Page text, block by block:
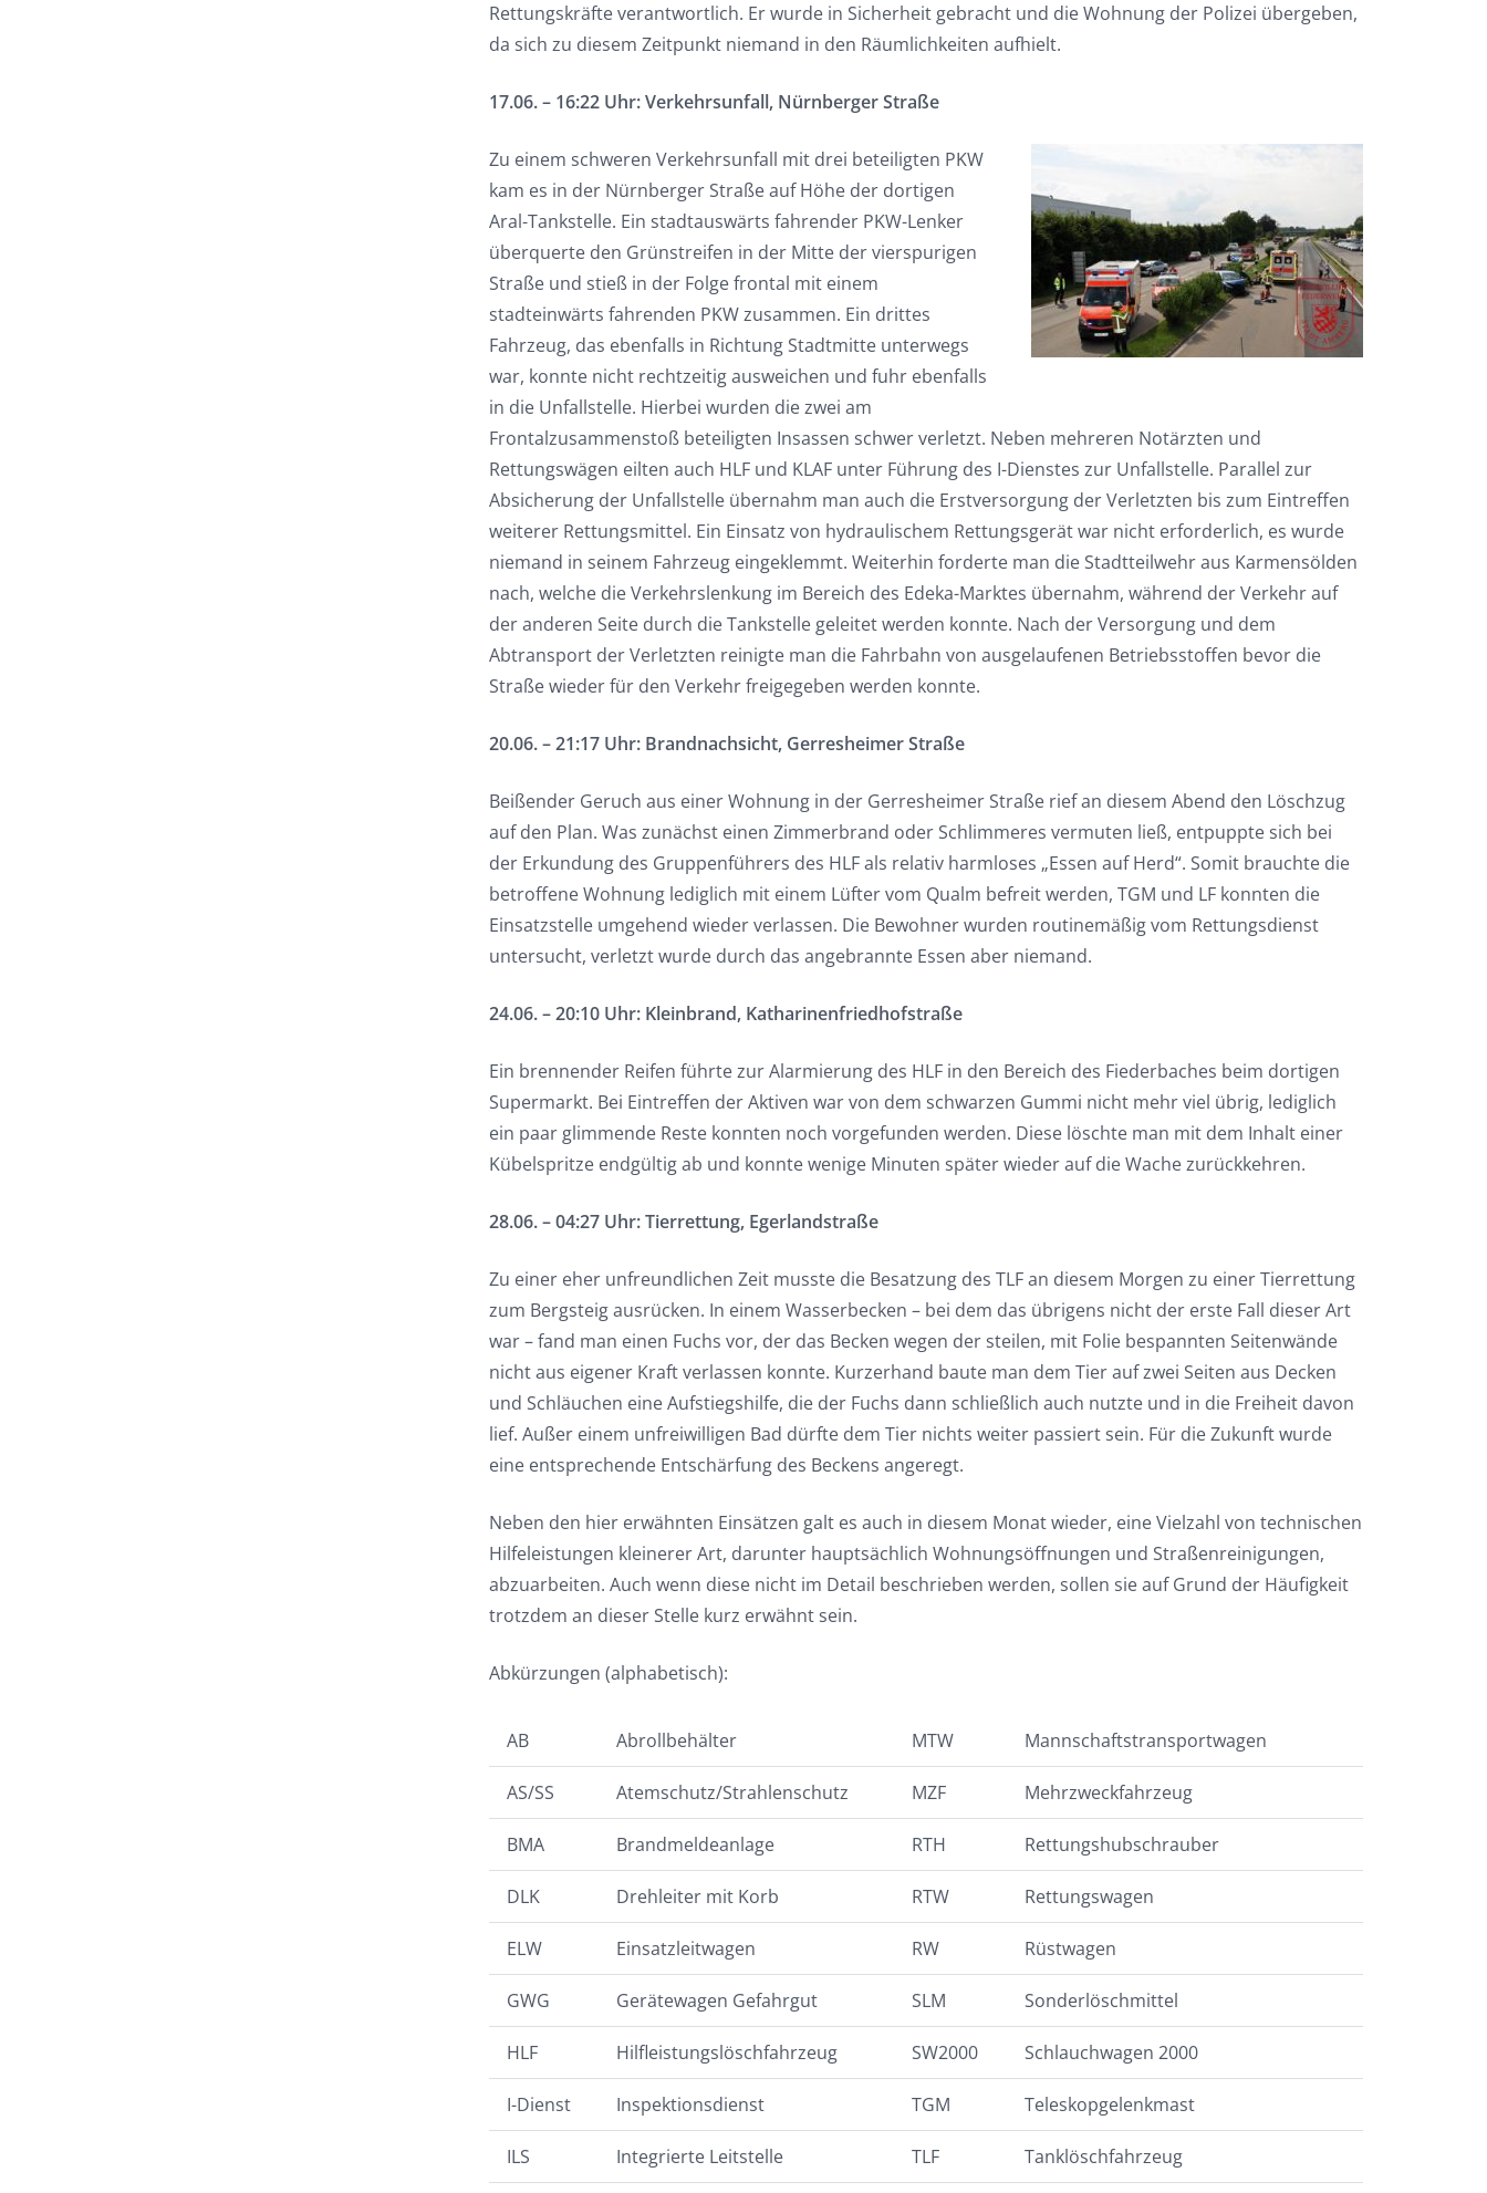
Rettungskräfte verantwortlich. Er wurde in Sicherheit gebracht und die Wohnung der Polizei übergeben,
da sich zu diesem Zeitpunkt niemand in den Räumlichkeiten aufhielt.
17.06. – 16:22 Uhr: Verkehrsunfall, Nürnberger Straße
Zu einem schweren Verkehrsunfall mit drei beteiligten PKW
kam es in der Nürnberger Straße auf Höhe der dortigen
Aral-Tankstelle. Ein stadtauswärts fahrender PKW-Lenker
überquerte den Grünstreifen in der Mitte der vierspurigen
Straße und stieß in der Folge frontal mit einem
stadteinwärts fahrenden PKW zusammen. Ein drittes
Fahrzeug, das ebenfalls in Richtung Stadtmitte unterwegs
war, konnte nicht rechtzeitig ausweichen und fuhr ebenfalls
in die Unfallstelle. Hierbei wurden die zwei am
Frontalzusammenstoß beteiligten Insassen schwer verletzt. Neben mehreren Notärzten und
Rettungswägen eilten auch HLF und KLAF unter Führung des I-Dienstes zur Unfallstelle. Parallel zur
Absicherung der Unfallstelle übernahm man auch die Erstversorgung der Verletzten bis zum Eintreffen
weiterer Rettungsmittel. Ein Einsatz von hydraulischem Rettungsgerät war nicht erforderlich, es wurde
niemand in seinem Fahrzeug eingeklemmt. Weiterhin forderte man die Stadtteilwehr aus Karmensölden
nach, welche die Verkehrslenkung im Bereich des Edeka-Marktes übernahm, während der Verkehr auf
der anderen Seite durch die Tankstelle geleitet werden konnte. Nach der Versorgung und dem
Abtransport der Verletzten reinigte man die Fahrbahn von ausgelaufenen Betriebsstoffen bevor die
Straße wieder für den Verkehr freigegeben werden konnte.
20.06. – 21:17 Uhr: Brandnachsicht, Gerresheimer Straße
Beißender Geruch aus einer Wohnung in der Gerresheimer Straße rief an diesem Abend den Löschzug
auf den Plan. Was zunächst einen Zimmerbrand oder Schlimmeres vermuten ließ, entpuppte sich bei
der Erkundung des Gruppenführers des HLF als relativ harmloses „Essen auf Herd“. Somit brauchte die
betroffene Wohnung lediglich mit einem Lüfter vom Qualm befreit werden, TGM und LF konnten die
Einsatzstelle umgehend wieder verlassen. Die Bewohner wurden routinemäßig vom Rettungsdienst
untersucht, verletzt wurde durch das angebrannte Essen aber niemand.
24.06. – 20:10 Uhr: Kleinbrand, Katharinenfriedhofstraße
Ein brennender Reifen führte zur Alarmierung des HLF in den Bereich des Fiederbaches beim dortigen
Supermarkt. Bei Eintreffen der Aktiven war von dem schwarzen Gummi nicht mehr viel übrig, lediglich
ein paar glimmende Reste konnten noch vorgefunden werden. Diese löschte man mit dem Inhalt einer
Kübelspritze endgültig ab und konnte wenige Minuten später wieder auf die Wache zurückkehren.
28.06. – 04:27 Uhr: Tierrettung, Egerlandstraße
Zu einer eher unfreundlichen Zeit musste die Besatzung des TLF an diesem Morgen zu einer Tierrettung
zum Bergsteig ausrücken. In einem Wasserbecken – bei dem das übrigens nicht der erste Fall dieser Art
war – fand man einen Fuchs vor, der das Becken wegen der steilen, mit Folie bespannten Seitenwände
nicht aus eigener Kraft verlassen konnte. Kurzerhand baute man dem Tier auf zwei Seiten aus Decken
und Schläuchen eine Aufstiegshilfe, die der Fuchs dann schließlich auch nutzte und in die Freiheit davon
lief. Außer einem unfreiwilligen Bad dürfte dem Tier nichts weiter passiert sein. Für die Zukunft wurde
eine entsprechende Entschärfung des Beckens angeregt.
Neben den hier erwähnten Einsätzen galt es auch in diesem Monat wieder, eine Vielzahl von technischen
Hilfeleistungen kleinerer Art, darunter hauptsächlich Wohnungsöffnungen und Straßenreinigungen,
abzuarbeiten. Auch wenn diese nicht im Detail beschrieben werden, sollen sie auf Grund der Häufigkeit
trotzdem an dieser Stelle kurz erwähnt sein.
Abkürzungen (alphabetisch):
AB Abrollbehälter MTW Mannschaftstransportwagen
AS/SS Atemschutz/Strahlenschutz MZF Mehrzweckfahrzeug
BMA Brandmeldeanlage RTH Rettungshubschrauber
DLK Drehleiter mit Korb RTW Rettungswagen
ELW Einsatzleitwagen RW Rüstwagen
GWG Gerätewagen Gefahrgut SLM Sonderlöschmittel
HLF Hilfleistungslöschfahrzeug SW2000 Schlauchwagen 2000
I-Dienst Inspektionsdienst TGM Teleskopgelenkmast
ILS Integrierte Leitstelle TLF Tanklöschfahrzeug